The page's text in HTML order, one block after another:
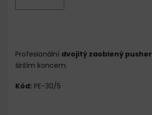
Profesionální dvojitý zaoblený pusher
širším koncem.
Kód: PE-30/5